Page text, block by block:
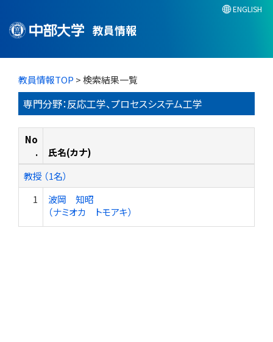
教員情報
ENGLISH
教員情報TOP > 検索結果一覧
専門分野：反応工学、プロセスシステム工学
No
.
氏名(カナ)
教授 （1名）
1
波岡 知昭
（ナミオカ トモアキ）